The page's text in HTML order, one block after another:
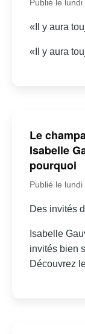
Publié le
«Il y aura
«Il y aura
Le
Isabelle
pourquoi
Publié le
Des invités
Isabelle
invités bien
Découvrez